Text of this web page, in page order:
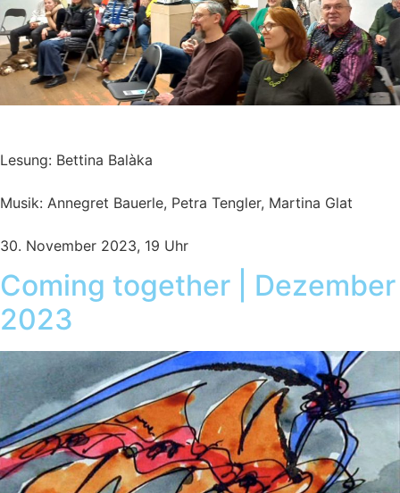
Lesung: Bettina Balàka
Musik: Annegret Bauerle, Petra Tengler, Martina Glat
30. November 2023, 19 Uhr
Coming together | Dezember
2023